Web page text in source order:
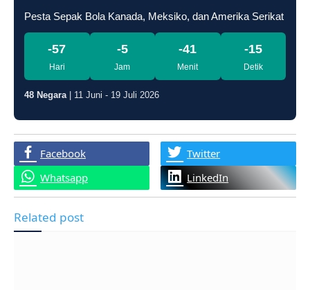
Pesta Sepak Bola Kanada, Meksiko, dan Amerika Serikat
-57
Hari
-5
Jam
-41
Menit
-16
Detik
48 Negara| 11 Juni - 19 Juli 2026
Facebook
Twitter
Whatsapp
LinkedIn
Related post